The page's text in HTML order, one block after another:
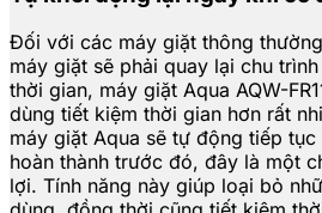
Đối với các máy giặt thông
máy giặt sẽ phải quay lại chu
thời gian, máy giặt Aqua AQW-
dùng tiết kiệm thời gian hơn rất
máy giặt Aqua sẽ tự động tiếp
hoàn thành trước đó, đây là một
lợi. Tính năng này giúp loại bỏ